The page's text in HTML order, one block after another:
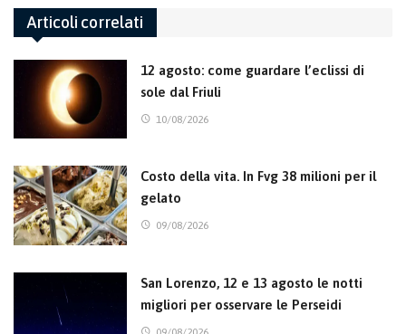
Articoli correlati
12 agosto: come guardare l’eclissi di
sole dal Friuli
10/08/2026
Costo della vita. In Fvg 38 milioni per il
gelato
09/08/2026
San Lorenzo, 12 e 13 agosto le notti
migliori per osservare le Perseidi